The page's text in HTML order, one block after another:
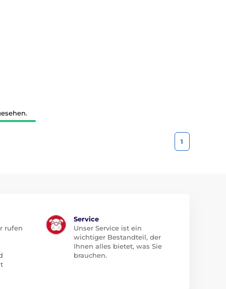
1
rufen
Service
Unser Service ist ein
wichtiger Bestandteil, der
Ihnen alles bietet, was Sie
brauchen.